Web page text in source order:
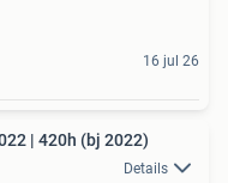
16 jul 26
| 420h (bj 2022)
Details